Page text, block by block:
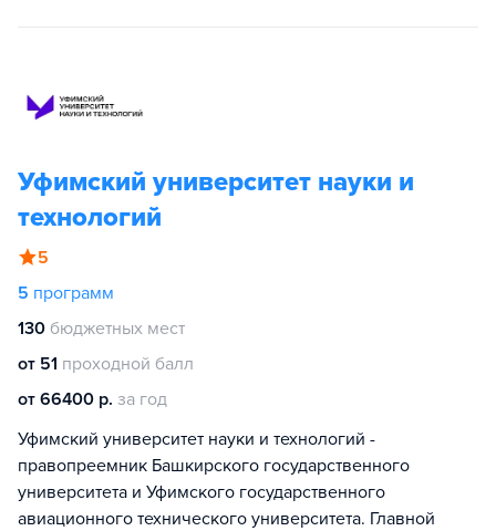
Уфимский университет науки и
технологий
5
5 программ
130 бюджетных мест
от 51 проходной балл
от 66400 р. за год
Уфимский университет науки и технологий -
правопреемник Башкирского государственного
университета и Уфимского государственного
авиационного технического университета. Главной